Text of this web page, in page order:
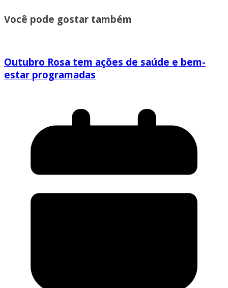
Você pode gostar também
Outubro Rosa tem ações de saúde e bem-
estar programadas